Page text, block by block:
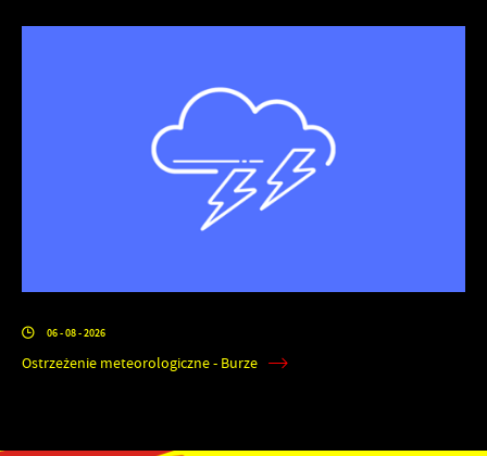
06 - 08 - 2026
Ostrzeżenie meteorologiczne - Burze